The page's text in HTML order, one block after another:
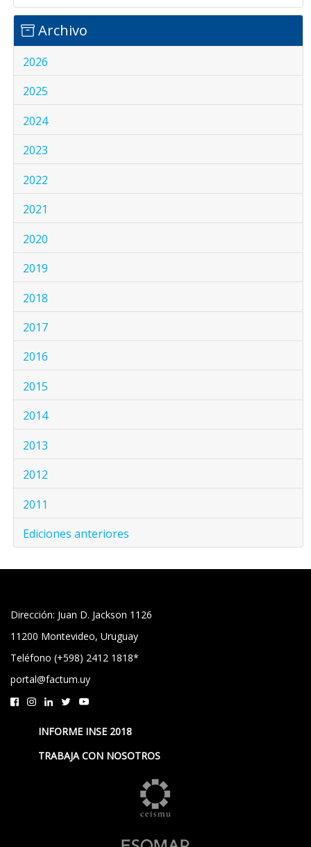
Archivo
2026
2025
2024
2023
2022
2021
2020
2019
2018
2017
2016
2015
2014
2013
2012
2011
Ediciones anteriores
Dirección: Juan D. Jackson 1126
11200 Montevideo, Uruguay
Teléfono (+598) 2412 1818*
portal@factum.uy
INFORME INSE 2018
TRABAJA CON NOSOTROS